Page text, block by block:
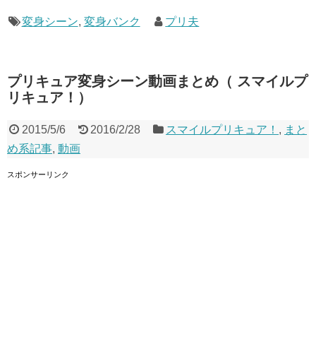
変身シーン, 変身バンク プリ夫
プリキュア変身シーン動画まとめ（ スマイルプ
リキュア！）
2015/5/6 2016/2/28 スマイルプリキュア！ , まと
め系記事, 動画
スポンサーリンク